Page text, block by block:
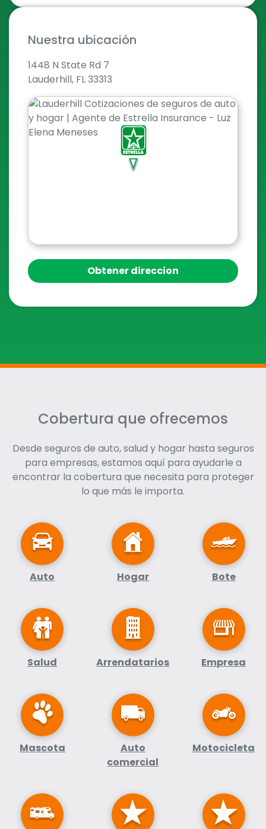
Nuestra ubicación
1448 N State Rd 7
Lauderhill, FL 33313
Obtener direccion
Cobertura que ofrecemos
Desde seguros de auto, salud y hogar hasta seguros
para empresas, estamos aquí para ayudarle a
encontrar la cobertura que necesita para proteger
lo que más le importa.
Auto Hogar Bote
Salud Arrendatarios Empresa
Mascota
Auto
comercial
Motocicleta